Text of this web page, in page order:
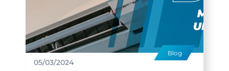
05/03/2024
Blog